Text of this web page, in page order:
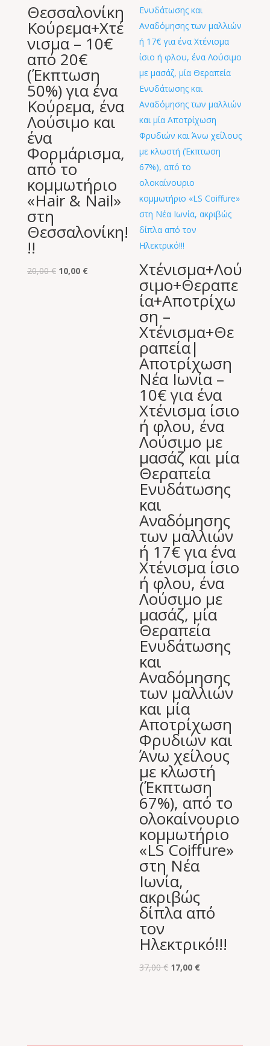
Θεσσαλονίκη
Κούρεμα+Xτέ
νισμα – 10€
από 20€
(Έκπτωση
50%) για ένα
Κούρεμα, ένα
Λούσιμο και
ένα
Φορμάρισμα,
από το
κομμωτήριο
«Hair & Nail»
στη
Θεσσαλονίκη!
!!
20,00€ Original
10,00 €Η
Χτένισμα+Λού
σιμο+Θεραπε
ία+Αποτρίχω
ση –
Χτένισμα+Θε
ραπεία|
Αποτρίχωση
Νέα Ιωνία –
10€ για ένα
Χτένισμα ίσιο
ή φλου, ένα
Λούσιμο με
μασάζ και μία
Θεραπεία
Ενυδάτωσης
και
Αναδόμησης
των μαλλιών
ή 17€ για ένα
Χτένισμα ίσιο
ή φλου, ένα
Λούσιμο με
μασάζ, μία
Θεραπεία
Ενυδάτωσης
και
Αναδόμησης
των μαλλιών
και μία
Αποτρίχωση
Φρυδιών και
Άνω χείλους
με κλωστή
(Έκπτωση
67%), από το
ολοκαίνουριο
κομμωτήριο
«LS Coiffure»
στη Νέα
Ιωνία,
ακριβώς
δίπλα από
τον
Ηλεκτρικό!!!
37,00€ Original
17,00 €